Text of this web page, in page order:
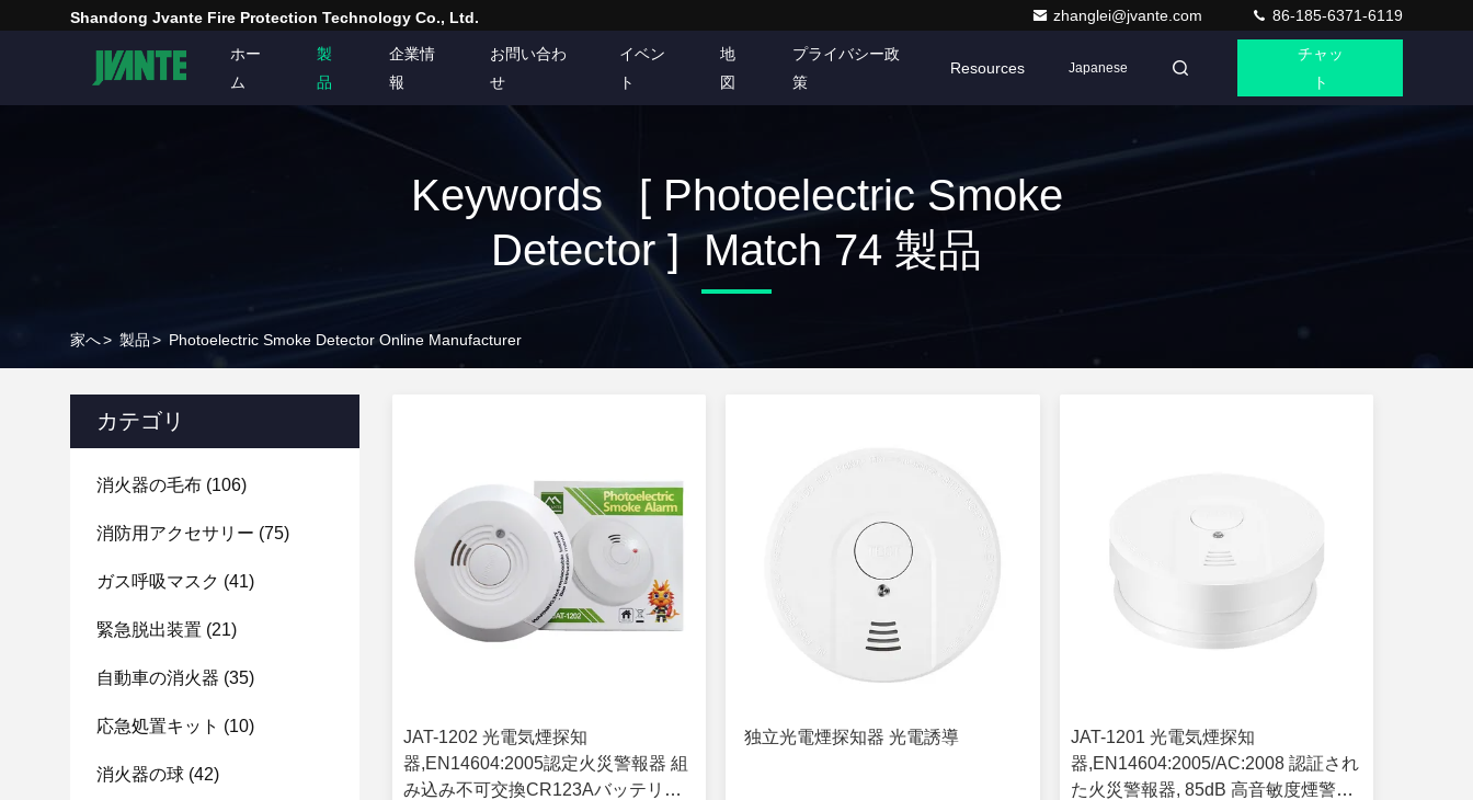
Shandong Jvante Fire Protection Technology Co., Ltd. zhanglei@jvante.com 86-185-6371-6119
ホー
ム
製
品
企業情
報
お問い合わ
せ
イベン
ト
地
図
プライバシー政
策
Resources Japanese
チャッ
ト
Keywords [ Photoelectric Smoke
Detector ] Match 74 製品
家へ> 製品> Photoelectric Smoke Detector Online Manufacturer
カテゴリ
消火器の毛布 (106)
消防用アクセサリー (75)
ガス呼吸マスク (41)
緊急脱出装置 (21)
自動車の消火器 (35)
応急処置キット (10)
消火器の球 (42)
JAT-1202 光電気煙探知
器,EN14604:2005認定火災警報器 組
み込み不可交換CR123Aバッテリー,
独立光電煙探知器 光電誘導
JAT-1201 光電気煙探知
器,EN14604:2005/AC:2008 認証され
た火災警報器, 85dB 高音敏度煙警報